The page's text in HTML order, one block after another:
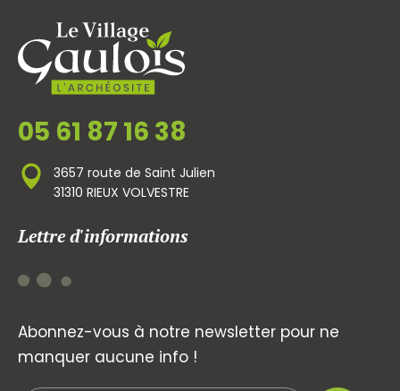
05 61 87 16 38
3657 route de Saint Julien
31310 RIEUX VOLVESTRE
Lettre d'informations
Abonnez-vous à notre newsletter pour ne
manquer aucune info !